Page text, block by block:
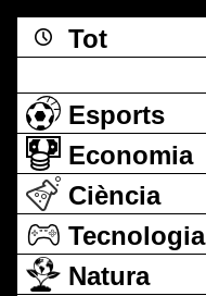
Tot
Esports
Economia
Ciència
Tecnologia
Natura